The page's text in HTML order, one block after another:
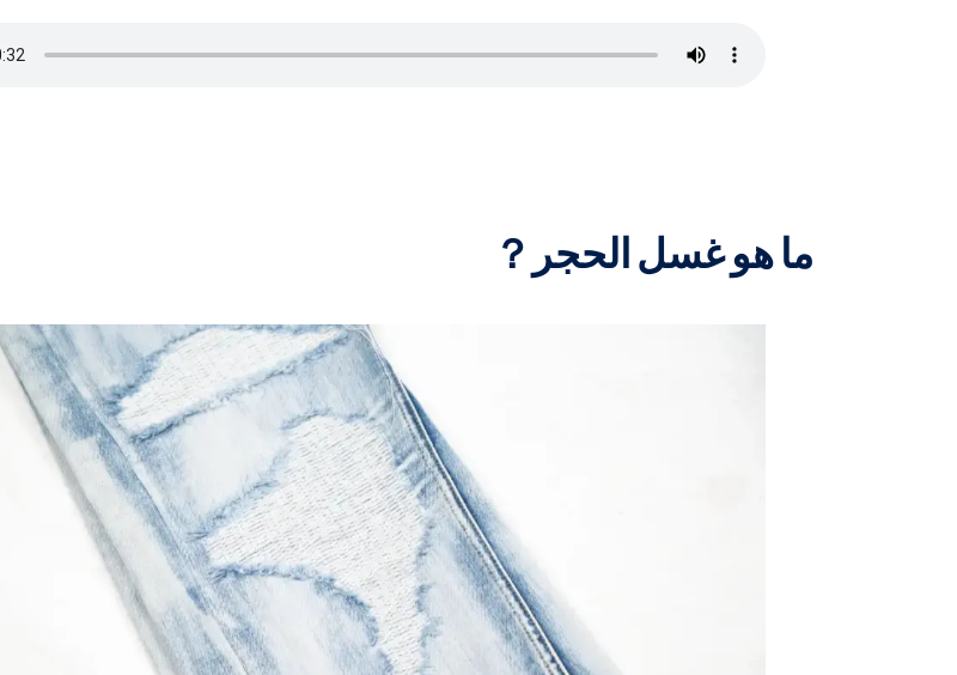
ما هو غسل الحجر？